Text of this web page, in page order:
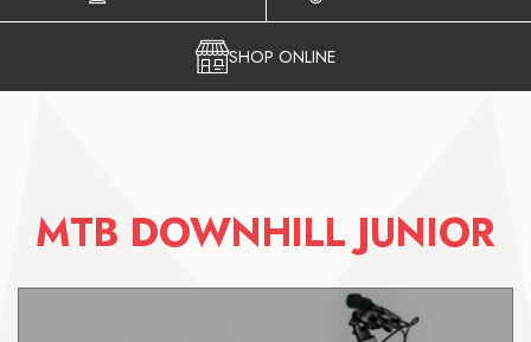
SHOP ONLINE
MTB DOWNHILL JUNIOR